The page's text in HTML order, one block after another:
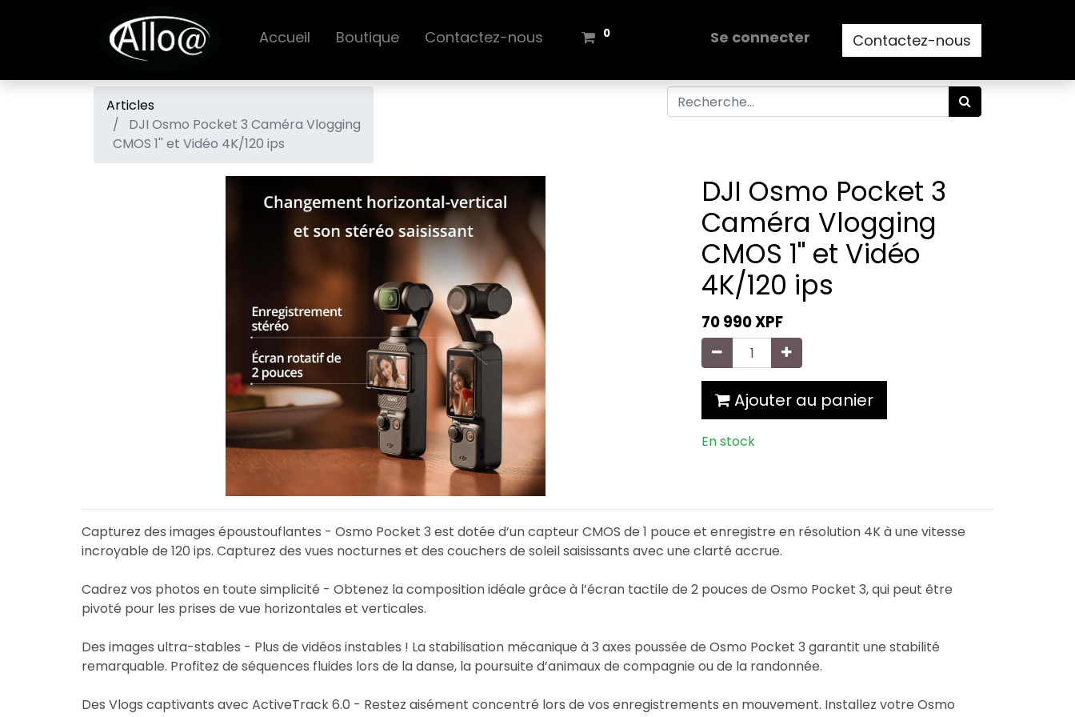
Accueil Boutique Contactez-nous 0 Se connecter Contactez-nous
Articles
DJI Osmo Pocket 3 Caméra Vlogging
CMOS 1'' et Vidéo 4K/120 ips
DJI Osmo Pocket 3
Caméra Vlogging
CMOS 1'' et Vidéo
4K/120 ips
70 990XPF
Ajouter au panier
En stock
Capturez des images époustouflantes - Osmo Pocket 3 est dotée d’un capteur CMOS de 1 pouce et enregistre en résolution 4K à une vitesse
incroyable de 120 ips. Capturez des vues nocturnes et des couchers de soleil saisissants avec une clarté accrue.
Cadrez vos photos en toute simplicité - Obtenez la composition idéale grâce à l’écran tactile de 2 pouces de Osmo Pocket 3, qui peut être
pivoté pour les prises de vue horizontales et verticales.
Des images ultra-stables - Plus de vidéos instables ! La stabilisation mécanique à 3 axes poussée de Osmo Pocket 3 garantit une stabilité
remarquable. Profitez de séquences fluides lors de la danse, la poursuite d’animaux de compagnie ou de la randonnée.
Des Vlogs captivants avec ActiveTrack 6.0 - Restez aisément concentré lors de vos enregistrements en mouvement. Installez votre Osmo